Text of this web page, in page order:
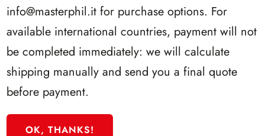
info@masterphil.it for purchase options. For
available international countries, payment will not
be completed immediately: we will calculate
shipping manually and send you a final quote
before payment.
OK, THANKS!